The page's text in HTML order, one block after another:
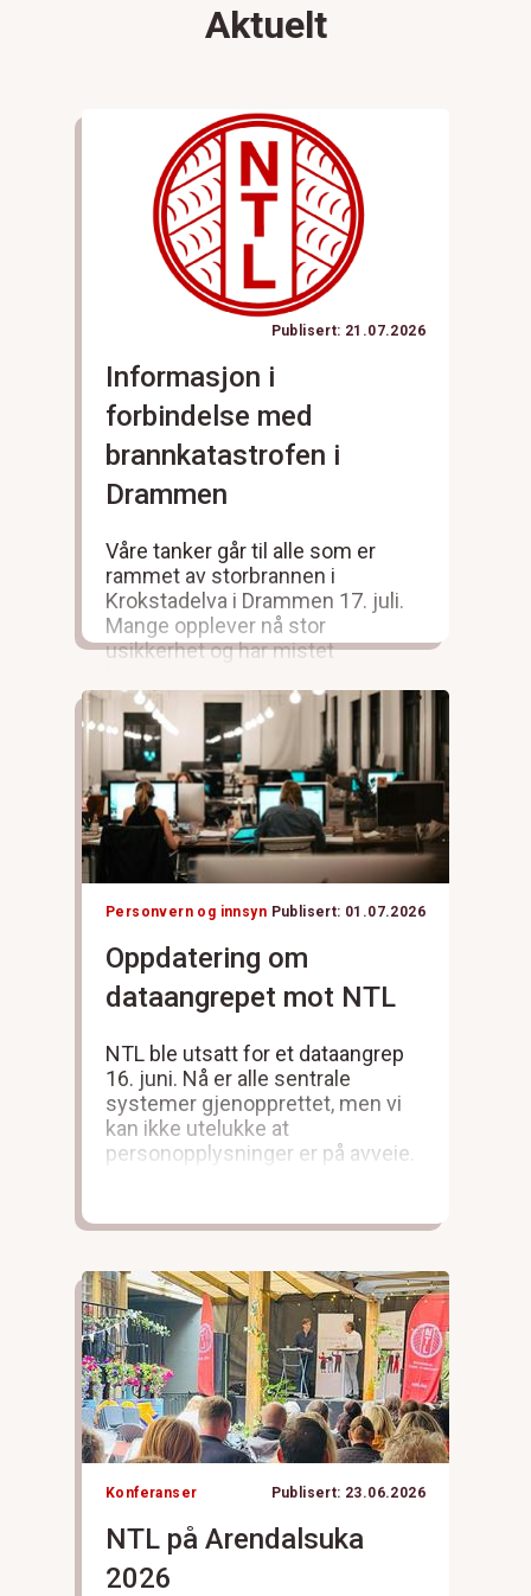
Aktuelt
Publisert: 21.07.2026
Informasjon i
forbindelse med
brannkatastrofen i
Drammen
Våre tanker går til alle som er
rammet av storbrannen i
Krokstadelva i Drammen 17. juli.
Mange opplever nå stor
usikkerhet og har mistet
Personvern og innsyn Publisert: 01.07.2026
Oppdatering om
dataangrepet mot NTL
NTL ble utsatt for et dataangrep
16. juni. Nå er alle sentrale
systemer gjenopprettet, men vi
kan ikke utelukke at
personopplysninger er på avveie.
Konferanser Publisert: 23.06.2026
NTL på Arendalsuka
2026